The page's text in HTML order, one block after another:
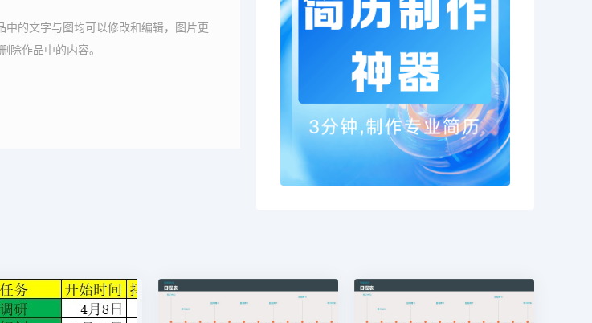
的文字与图均可以修改和编辑，图片更
除作品中的内容。